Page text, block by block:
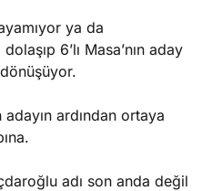
ya da
6’lı Masa’nın aday
dönüşüyor.
ardından ortaya
adı son anda değil